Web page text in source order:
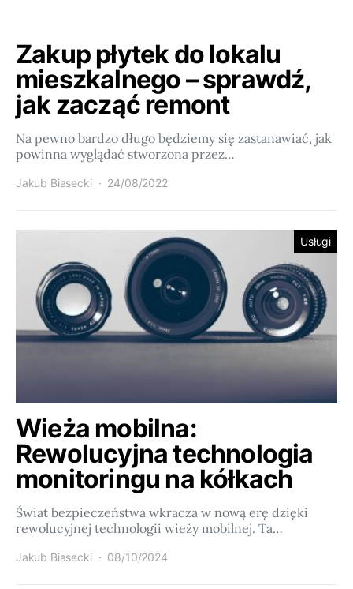
Zakup płytek do lokalu
mieszkalnego – sprawdź,
jak zacząć remont
Na pewno bardzo długo będziemy się zastanawiać, jak
powinna wyglądać stworzona przez…
Jakub Biasecki 24/08/2022
Usługi
Wieża mobilna:
Rewolucyjna technologia
monitoringu na kółkach
Świat bezpieczeństwa wkracza w nową erę dzięki
rewolucyjnej technologii wieży mobilnej. Ta…
Jakub Biasecki 08/10/2024